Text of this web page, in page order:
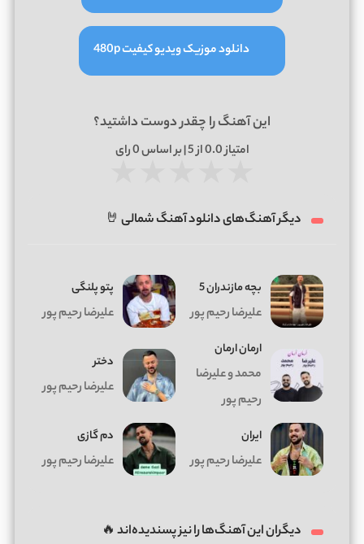
دانلود موزیک ویدیو کیفیت 480p
این آهنگ را چقدر دوست داشتید؟
امتیاز0.0از 5 | بر اساس 0رای
دیگر آهنگ‌های دانلود آهنگ شمالی 🤘
بچه مازندران 5
علیرضا رحیم پور
پتو پلنگی
علیرضا رحیم پور
ارمان ارمان
محمد و علیرضا
رحیم پور
دختر
علیرضا رحیم پور
ایران
علیرضا رحیم پور
دم گازی
علیرضا رحیم پور
دیگران این آهنگ‌ها را نیز پسندیده‌اند 🔥